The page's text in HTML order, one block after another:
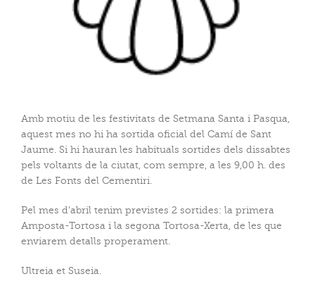
Amb motiu de les festivitats de Setmana Santa i Pasqua,
aquest mes no hi ha sortida oficial del Camí de Sant
Jaume. Si hi hauran les habituals sortides dels dissabtes
pels voltants de la ciutat, com sempre, a les 9,00 h. des
de Les Fonts del Cementiri.
Pel mes d’abril tenim previstes 2 sortides: la primera
Amposta-Tortosa i la segona Tortosa-Xerta, de les que
enviarem detalls properament.
Ultreia et Suseia.